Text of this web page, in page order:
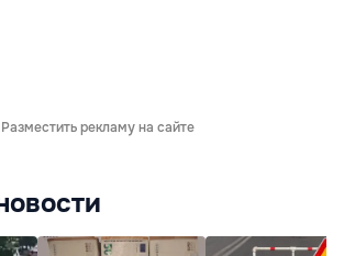
Разместить рекламу на сайте